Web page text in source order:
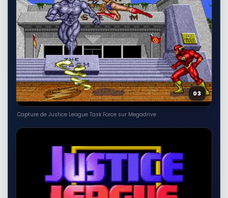
03
Capture de Justice League Task Force sur Megadrive